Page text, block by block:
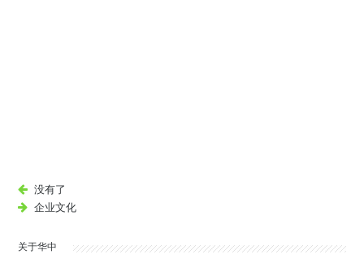
没有了
企业文化
关于华中